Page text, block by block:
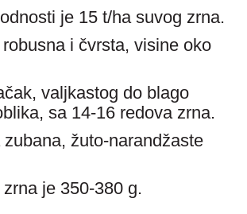
je 15 t/ha suvog zrna.
i čvrsta, visine oko
valjkastog do blago
sa 14-16 redova zrna.
žuto-narandžaste
je 350-380 g.